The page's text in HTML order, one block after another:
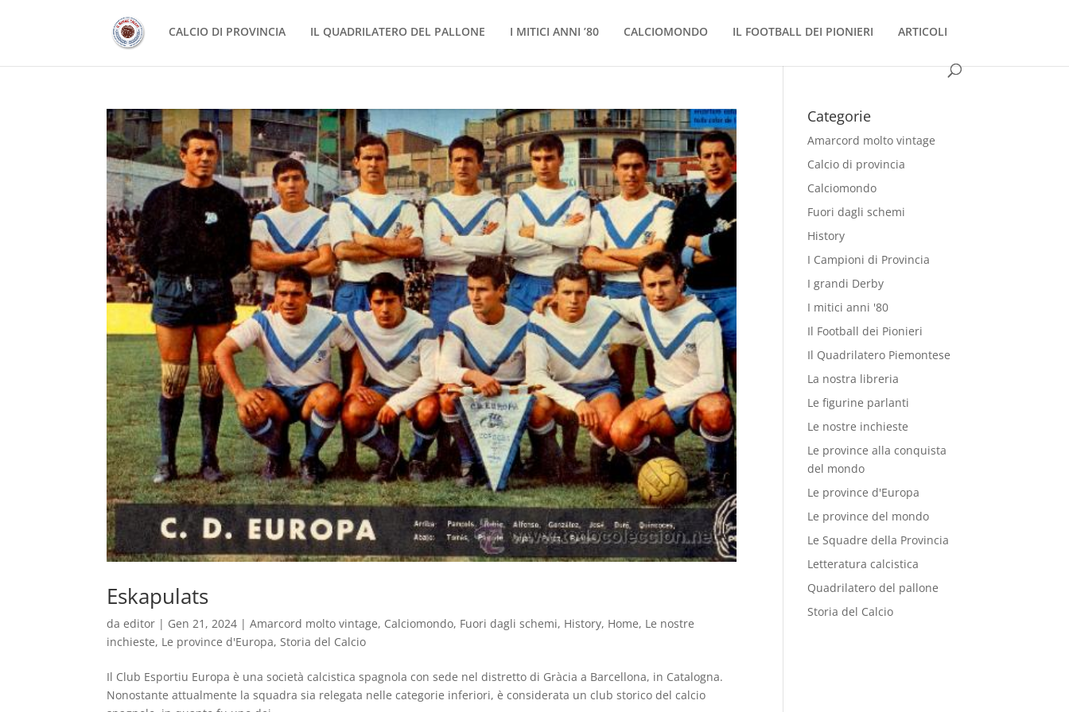
CALCIO DI PROVINCIA IL QUADRILATERO DEL PALLONE I MITICI ANNI ’80 CALCIOMONDO IL FOOTBALL DEI PIONIERI ARTICOLI
Eskapulats
daeditor | Gen 21, 2024 |Amarcord molto vintage, Calciomondo, Fuori dagli schemi, History, Home, Le nostre
inchieste, Le province d'Europa,Storia del Calcio
Il Club Esportiu Europa è una società calcistica spagnola con sede nel distretto di Gràcia a Barcellona, in Catalogna.
Nonostante attualmente la squadra sia relegata nelle categorie inferiori, è considerata un club storico del calcio
Categorie
Amarcord molto vintage
Calcio di provincia
Calciomondo
Fuori dagli schemi
History
I Campioni di Provincia
I grandi Derby
I mitici anni '80
Il Football dei Pionieri
Il Quadrilatero Piemontese
La nostra libreria
Le figurine parlanti
Le nostre inchieste
Le province alla conquista
del mondo
Le province d'Europa
Le province del mondo
Le Squadre della Provincia
Letteratura calcistica
Quadrilatero del pallone
Storia del Calcio